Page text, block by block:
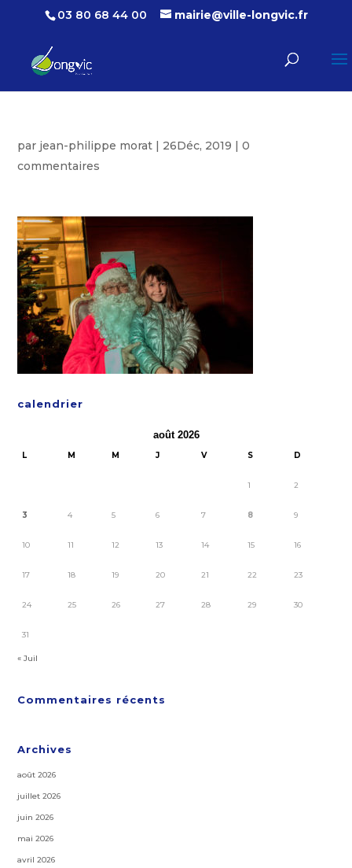
03 80 68 44 00 mairie@ville-longvic.fr
par jean-philippe morat | 26Déc, 2019 |0
commentaires
calendrier
août 2026
L M M J V S D
1 2
3 4 5 6 7 8 9
10 11 12 13 14 15 16
17 18 19 20 21 22 23
24 25 26 27 28 29 30
31
« Juil
Commentaires récents
Archives
août 2026
juillet 2026
juin 2026
mai 2026
avril 2026